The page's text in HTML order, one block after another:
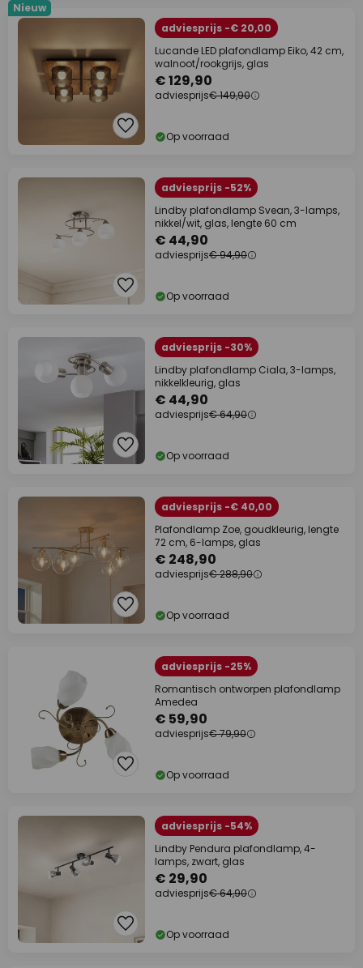
Nieuw
adviesprijs -€ 20,00
Lucande LED plafondlamp Eiko, 42 cm,
walnoot/rookgrijs, glas
€ 129,90
adviesprijs€ 149,90
Op voorraad
adviesprijs -52%
Lindby plafondlamp Svean, 3-lamps,
nikkel/wit, glas, lengte 60 cm
€ 44,90
adviesprijs€ 94,90
Op voorraad
adviesprijs -30%
Lindby plafondlamp Ciala, 3-lamps,
nikkelkleurig, glas
€ 44,90
adviesprijs€ 64,90
Op voorraad
adviesprijs -€ 40,00
Plafondlamp Zoe, goudkleurig, lengte
72 cm, 6-lamps, glas
€ 248,90
adviesprijs€ 288,90
Op voorraad
adviesprijs -25%
Romantisch ontworpen plafondlamp
Amedea
€ 59,90
adviesprijs€ 79,90
Op voorraad
adviesprijs -54%
Lindby Pendura plafondlamp, 4-
lamps, zwart, glas
€ 29,90
adviesprijs€ 64,90
Op voorraad